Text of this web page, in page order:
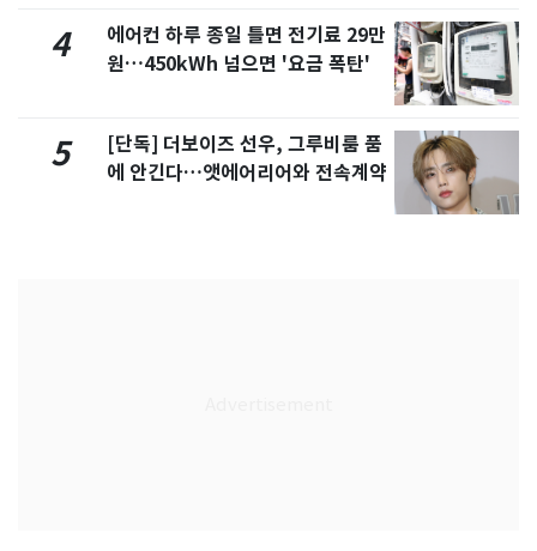
4
에어컨 하루 종일 틀면 전기료 29만
원…450kWh 넘으면 '요금 폭탄'
5
[단독] 더보이즈 선우, 그루비룸 품
에 안긴다…앳에어리어와 전속계약